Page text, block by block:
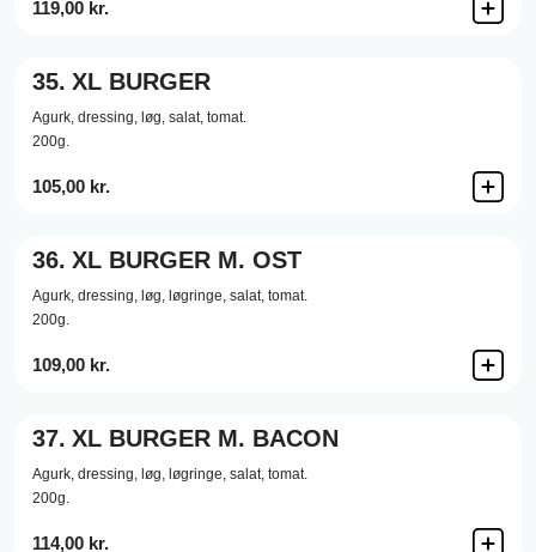
119,00 kr.
35. XL BURGER
Agurk, dressing, løg, salat, tomat.
200g.
105,00 kr.
36. XL BURGER M. OST
Agurk, dressing, løg, løgringe, salat, tomat.
200g.
109,00 kr.
37. XL BURGER M. BACON
Agurk, dressing, løg, løgringe, salat, tomat.
200g.
114,00 kr.